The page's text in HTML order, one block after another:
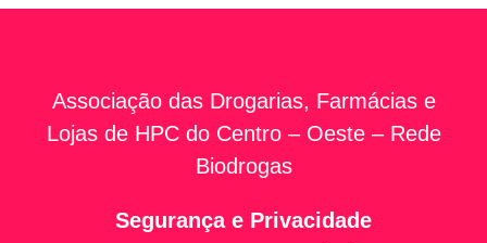
Associação das Drogarias, Farmácias e
Lojas de HPC do Centro – Oeste – Rede
Biodrogas
Segurança e Privacidade